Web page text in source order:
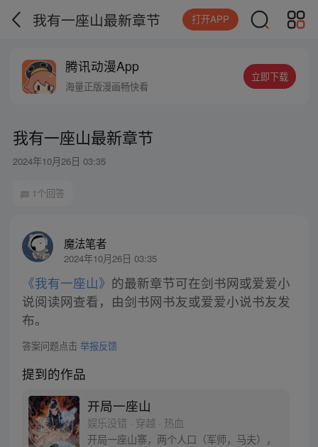
我有一座山最新章节 打开APP
腾讯动漫App
海量正版漫画畅快看
立即下载
我有一座山最新章节
2024年10月26日 03:35
1个回答
魔法笔者
2024年10月26日 03:35
《我有一座山》 的最新章节可在剑书网或爱爱小
说阅读网查看，由剑书网书友或爱爱小说书友发
布。
答案问题点击 举报反馈
提到的作品
开局一座山
娱乐没错 · 穿越 · 热血
开局一座山寨，两个人口（军师，马夫），